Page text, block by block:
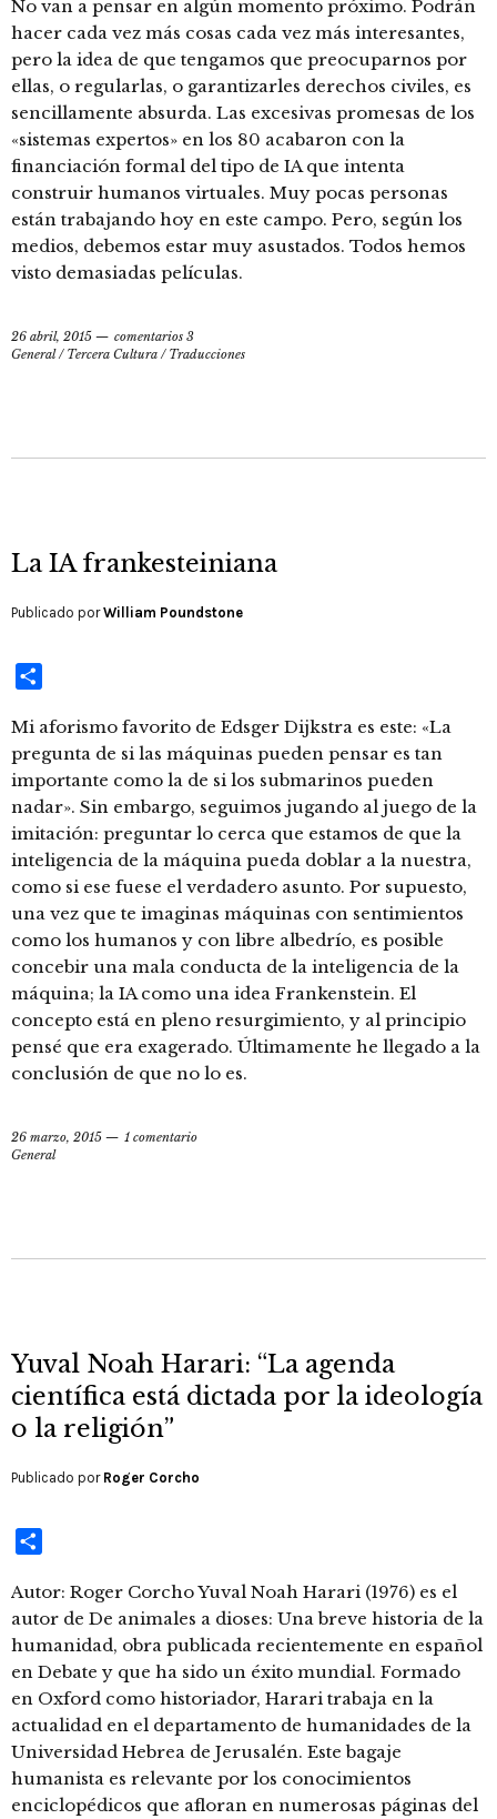
No van a pensar en algún momento próximo. Podrán
hacer cada vez más cosas cada vez más interesantes,
pero la idea de que tengamos que preocuparnos por
ellas, o regularlas, o garantizarles derechos civiles, es
sencillamente absurda. Las excesivas promesas de los
«sistemas expertos» en los 80 acabaron con la
financiación formal del tipo de IA que intenta
construir humanos virtuales. Muy pocas personas
están trabajando hoy en este campo. Pero, según los
medios, debemos estar muy asustados. Todos hemos
visto demasiadas películas.
26 abril, 2015
comentarios 3
General/ Tercera Cultura / Traducciones
La IA frankesteiniana
Publicado porWilliam Poundstone
Mi aforismo favorito de Edsger Dijkstra es este: «La
pregunta de si las máquinas pueden pensar es tan
importante como la de si los submarinos pueden
nadar». Sin embargo, seguimos jugando al juego de la
imitación: preguntar lo cerca que estamos de que la
inteligencia de la máquina pueda doblar a la nuestra,
como si ese fuese el verdadero asunto. Por supuesto,
una vez que te imaginas máquinas con sentimientos
como los humanos y con libre albedrío, es posible
concebir una mala conducta de la inteligencia de la
máquina; la IA como una idea Frankenstein. El
concepto está en pleno resurgimiento, y al principio
pensé que era exagerado. Últimamente he llegado a la
conclusión de que no lo es.
26 marzo, 2015
1 comentario
General
Yuval Noah Harari: “La agenda
científica está dictada por la ideología
o la religión”
Publicado por Roger Corcho
Autor: Roger Corcho Yuval Noah Harari (1976) es el
autor de De animales a dioses: Una breve historia de la
humanidad, obra publicada recientemente en español
en Debate y que ha sido un éxito mundial. Formado
en Oxford como historiador, Harari trabaja en la
actualidad en el departamento de humanidades de la
Universidad Hebrea de Jerusalén. Este bagaje
humanista es relevante por los conocimientos
enciclopédicos que afloran en numerosas páginas del